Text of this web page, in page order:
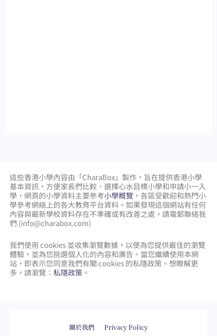
這些香港小學內容由「CharaBox」製作，旨在提供香港小學
基本資訊，方便家長們比較、 選擇心水目標小學和申請小一入
學，網頁的小學資料主要參考小學概覽 ，各區受歡迎和熱門小
學參考網絡上的各大教育平台資料。如果發現這個網站有任何
內容與最新學校資料存在不準確或有改善之處，請電郵聯絡我
們 (info@charabox.com)
我們使用 cookies 並收集瀏覽數據，以便為您提供最佳的瀏覽
體驗，並為您挑選個人化的內容和廣告。當您繼續使用本網
站，即表示您同意我們有關 cookies 的私隱政策。想瞭解更
多，請瀏覽： 私隱政策 。
關於我們 Privacy Policy